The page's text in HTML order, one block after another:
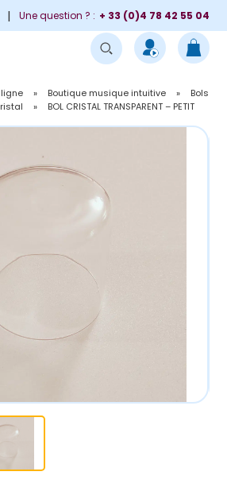
Une question ? : + 33 (0)4 78 42 55 04
» Boutique musique intuitive »
Bols
» BOL CRISTAL TRANSPARENT – PETIT